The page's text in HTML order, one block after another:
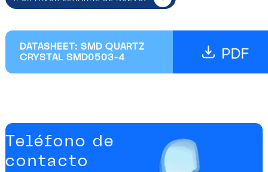
DATASHEET: SMD QUARTZ
CRYSTAL SMD0503-4
Teléfono de
contacto